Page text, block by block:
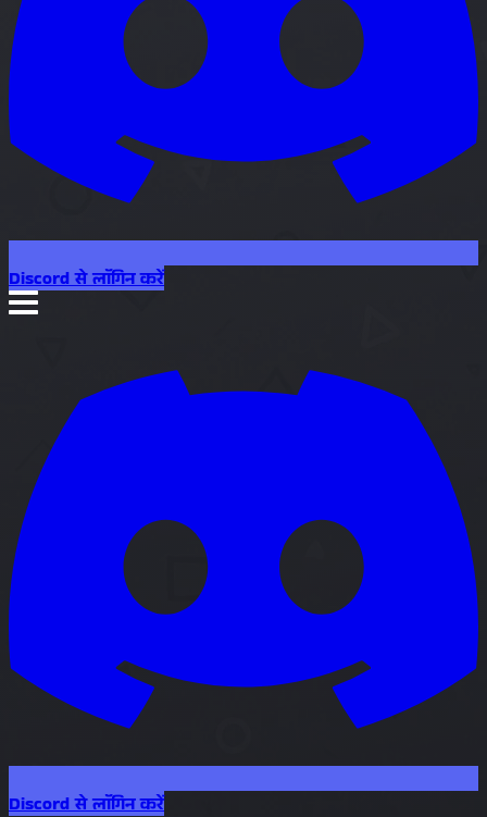
Discord से लॉगिन करें
Discord से लॉगिन करें